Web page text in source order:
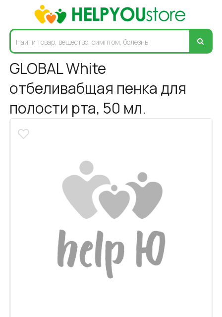
GLOBAL White
отбеливабщая пенка для
полости рта, 50 мл.